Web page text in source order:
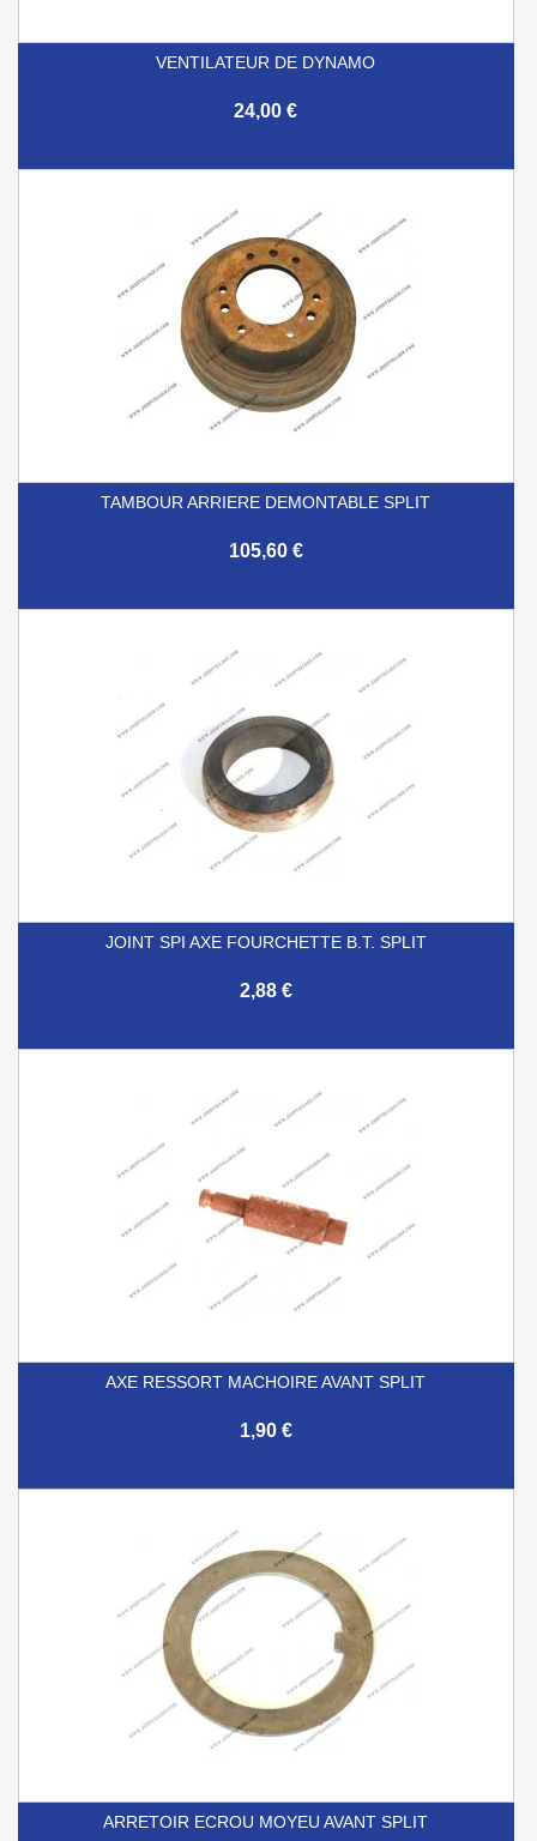
VENTILATEUR DE DYNAMO
24,00 €
TAMBOUR ARRIERE DEMONTABLE SPLIT
105,60 €
JOINT SPI AXE FOURCHETTE B.T. SPLIT
2,88 €
AXE RESSORT MACHOIRE AVANT SPLIT
1,90 €
ARRETOIR ECROU MOYEU AVANT SPLIT